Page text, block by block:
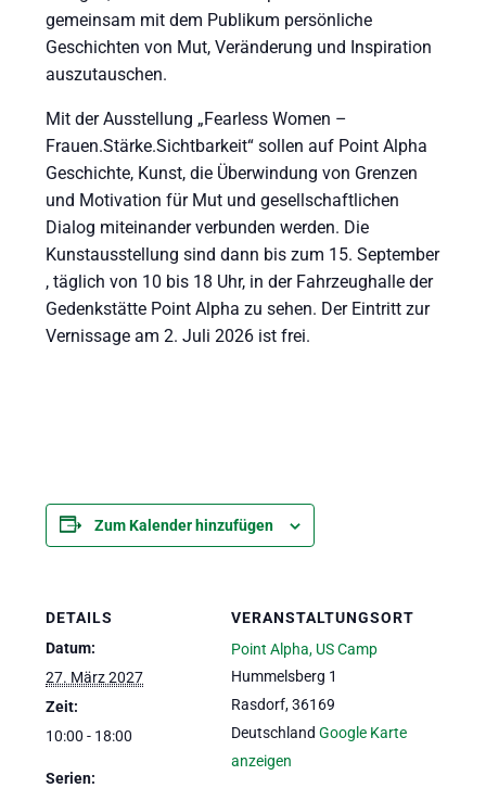
gemeinsam mit dem Publikum persönliche
Geschichten von Mut, Veränderung und Inspiration
auszutauschen.
Mit der Ausstellung „Fearless Women –
Frauen.Stärke.Sichtbarkeit“ sollen auf Point Alpha
Geschichte, Kunst, die Überwindung von Grenzen
und Motivation für Mut und gesellschaftlichen
Dialog miteinander verbunden werden. Die
Kunstausstellung sind dann bis zum 15. September
, täglich von 10 bis 18 Uhr, in der Fahrzeughalle der
Gedenkstätte Point Alpha zu sehen. Der Eintritt zur
Vernissage am 2. Juli 2026 ist frei.
Zum Kalender hinzufügen
DETAILS
Datum:
27. März 2027
Zeit:
10:00 - 18:00
Serien:
VERANSTALTUNGSORT
Point Alpha, US Camp
Hummelsberg 1
Rasdorf, 36169
Deutschland Google Karte
anzeigen